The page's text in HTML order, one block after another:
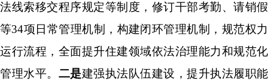
法线索移交程序规定等制度，修订干部考勤、请销假
等34项日常管理机制 ，构建闭环管理机制 ， 规范权力
运行流程，全面提升住建领域依法治理能力和规范化
管理水平。 二是建强执法队伍建设，提升执法履职能